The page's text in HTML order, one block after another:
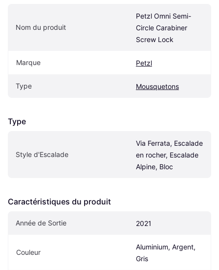
Nom du produit
Petzl Omni Semi-
Circle Carabiner
Screw Lock
Marque Petzl
Type Mousquetons
Type
Style d'Escalade
Via Ferrata, Escalade
en rocher, Escalade
Alpine, Bloc
Caractéristiques du produit
Année de Sortie 2021
Couleur
Aluminium, Argent,
Gris